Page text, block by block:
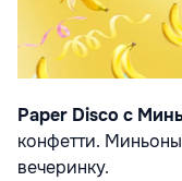
Paper Disco с
конфетти.
вечеринку.